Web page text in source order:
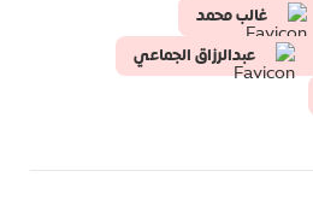
غالب محمد
عبدالرزاق الجماعي